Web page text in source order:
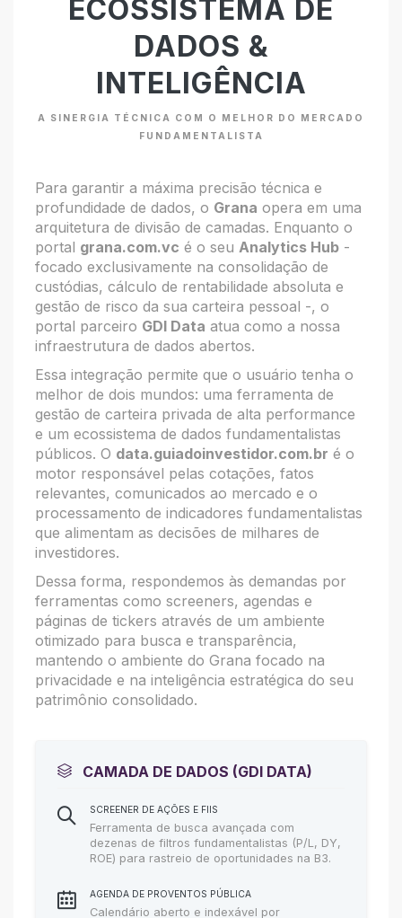
ECOSSISTEMA DE
DADOS &
INTELIGÊNCIA
A SINERGIA TÉCNICA COM O MELHOR DO MERCADO
FUNDAMENTALISTA
Para garantir a máxima precisão técnica e
profundidade de dados, o Grana opera em uma
arquitetura de divisão de camadas. Enquanto o
portal grana.com.vc é o seu Analytics Hub -
focado exclusivamente na consolidação de
custódias, cálculo de rentabilidade absoluta e
gestão de risco da sua carteira pessoal -, o
portal parceiro GDI Data atua como a nossa
infraestrutura de dados abertos.
Essa integração permite que o usuário tenha o
melhor de dois mundos: uma ferramenta de
gestão de carteira privada de alta performance
e um ecossistema de dados fundamentalistas
públicos. O data.guiadoinvestidor.com.br é o
motor responsável pelas cotações, fatos
relevantes, comunicados ao mercado e o
processamento de indicadores fundamentalistas
que alimentam as decisões de milhares de
investidores.
Dessa forma, respondemos às demandas por
ferramentas como screeners, agendas e
páginas de tickers através de um ambiente
otimizado para busca e transparência,
mantendo o ambiente do Grana focado na
privacidade e na inteligência estratégica do seu
patrimônio consolidado.
CAMADA DE DADOS (GDI DATA)
SCREENER DE AÇÕES E FIIS
Ferramenta de busca avançada com
dezenas de filtros fundamentalistas (P/L, DY,
ROE) para rastreio de oportunidades na B3.
AGENDA DE PROVENTOS PÚBLICA
Calendário aberto e indexável por